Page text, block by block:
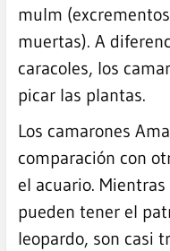
mulm
muertas). A
caracoles, los
picar las plantas.
Los camarones
comparación con
el acuario.
pueden tener el
leopardo, son casi